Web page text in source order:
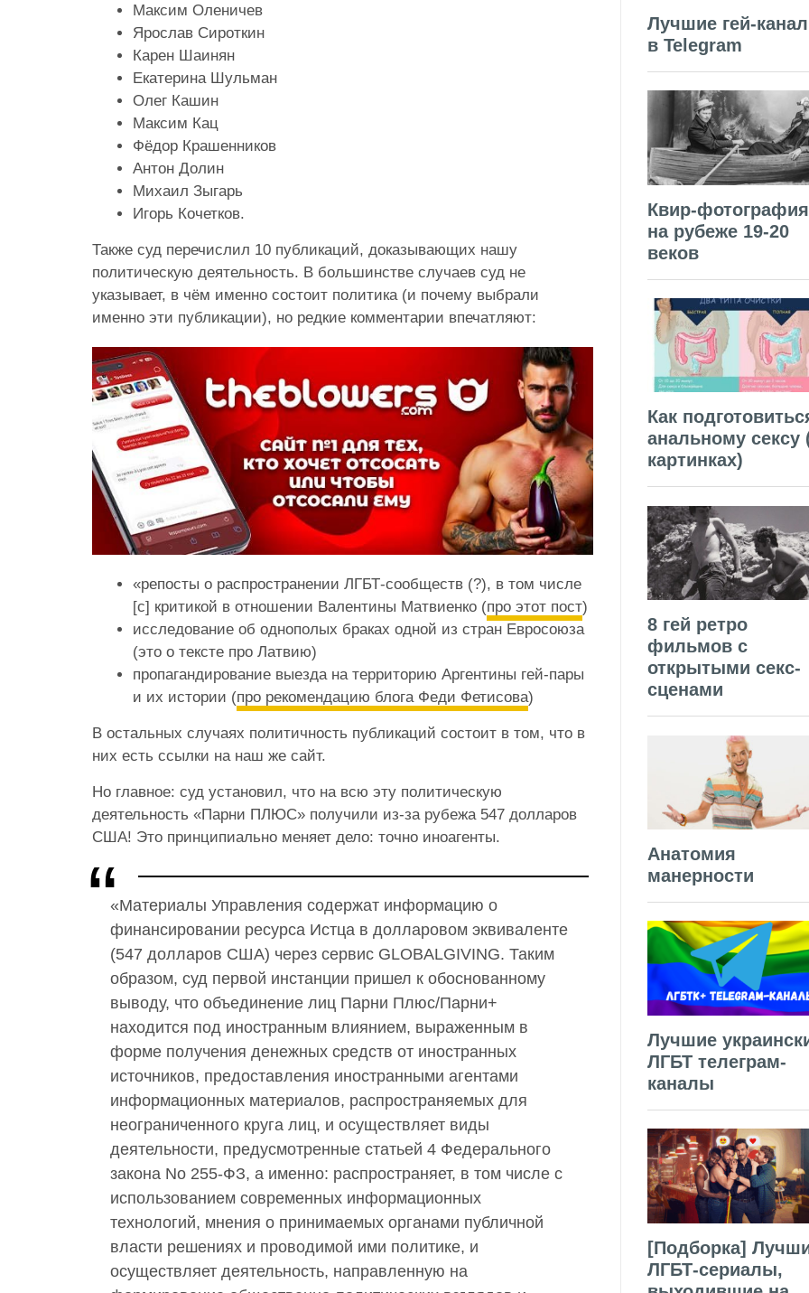
Максим Оленичев
Ярослав Сироткин
Карен Шаинян
Екатерина Шульман
Олег Кашин
Максим Кац
Фёдор Крашенников
Антон Долин
Михаил Зыгарь
Игорь Кочетков.
Также суд перечислил 10 публикаций, доказывающих нашу
политическую деятельность. В большинстве случаев суд не
указывает, в чём именно состоит политика (и почему выбрали
именно эти публикации), но редкие комментарии впечатляют:
«репосты о распространении ЛГБТ-сообществ (?), в том числе
[с] критикой в отношении Валентины Матвиенко (про этот пост)
исследование об однополых браках одной из стран Евросоюза
(это о тексте про Латвию)
пропагандирование выезда на территорию Аргентины гей-пары
и их истории (про рекомендацию блога Феди Фетисова)
В остальных случаях политичность публикаций состоит в том, что в
них есть ссылки на наш же сайт.
Но главное: суд установил, что на всю эту политическую
деятельность «Парни ПЛЮС» получили из-за рубежа 547 долларов
США! Это принципиально меняет дело: точно иноагенты.
«Материалы Управления содержат информацию о
финансировании ресурса Истца в долларовом эквиваленте
(547 долларов США) через сервис GLOBALGIVING. Таким
образом, суд первой инстанции пришел к обоснованному
выводу, что объединение лиц Парни Плюс/Парни+
находится под иностранным влиянием, выраженным в
форме получения денежных средств от иностранных
источников, предоставления иностранными агентами
информационных материалов, распространяемых для
неограниченного круга лиц, и осуществляет виды
деятельности, предусмотренные статьей 4 Федерального
закона No 255-ФЗ, а именно: распространяет, в том числе с
использованием современных информационных
технологий, мнения о принимаемых органами публичной
власти решениях и проводимой ими политике, и
осуществляет деятельность, направленную на
Лучшие гей-
в Telegram
Квир-фотография
на рубеже 19-20
веков
Как
анальному сексу
картинках)
8 гей ретро
фильмов с
открытыми секс-
сценами
Анатомия
манерности
Лучшие
ЛГБТ телеграм-
каналы
[Подборка]
ЛГБТ-сериалы,